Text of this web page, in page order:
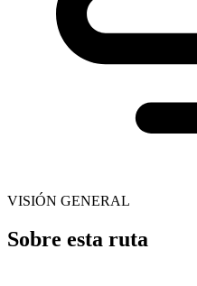
VISIÓN GENERAL
Sobre esta ruta